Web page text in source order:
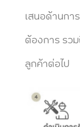
เสนอด้านกา
ต้องการ รว
ลูกค้าต่อไป